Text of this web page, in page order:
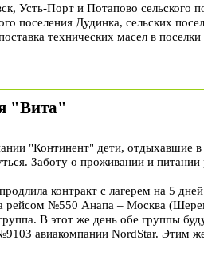
Усть-Порт и Потапово сельского
поселения Дудинка, сельских
технических масел в
"Вита"
"Континент" дети, отдыхавшие в
Заботу о проживании и питании
контракт с лагерем на 5
рейсом №550 Анапа – Москва
В этот же день обе группы
авиакомпании NordStar. Этим